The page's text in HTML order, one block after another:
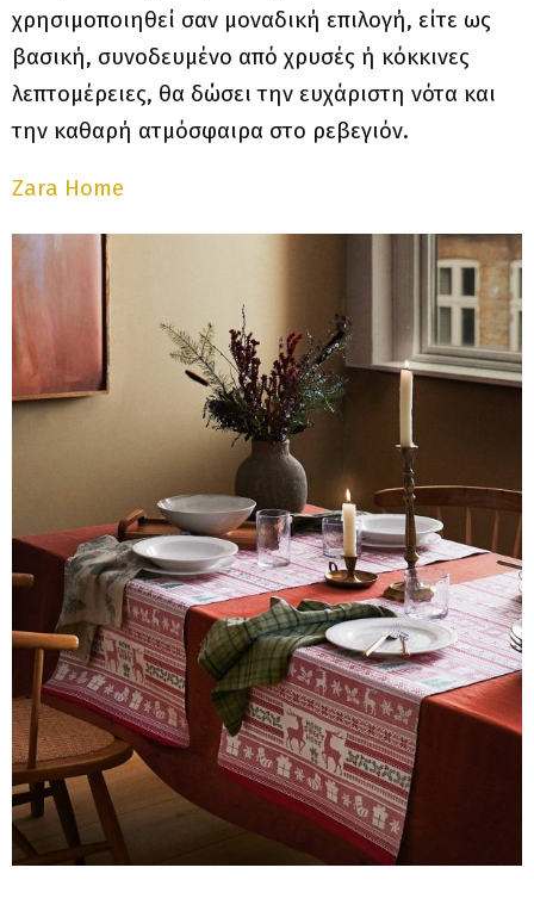
χρησιμοποιηθεί σαν μοναδική επιλογή, είτε ως
βασική, συνοδευμένο από χρυσές ή κόκκινες
λεπτομέρειες, θα δώσει την ευχάριστη νότα και
την καθαρή ατμόσφαιρα στο ρεβεγιόν.
Zara Home